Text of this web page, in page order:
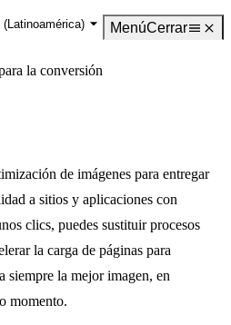
(Latinoamérica) MenúCerrar
la conversión
de imágenes para entregar
a sitios y aplicaciones con
clics, puedes sustituir procesos
la carga de páginas para
siempre la mejor imagen, en
momento.